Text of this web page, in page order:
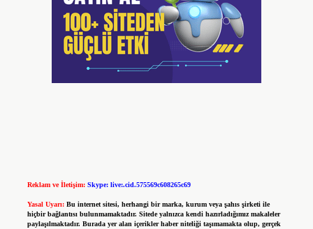
Reklam ve İletişim: Skype: live:.cid.575569c608265c69
Yasal Uyarı: Bu internet sitesi, herhangi bir marka, kurum veya şahıs şirketi ile
hiçbir bağlantısı bulunmamaktadır. Sitede yalnızca kendi hazırladığımız makaleler
paylaşılmaktadır. Burada yer alan içerikler haber niteliği taşımamakta olup, gerçek